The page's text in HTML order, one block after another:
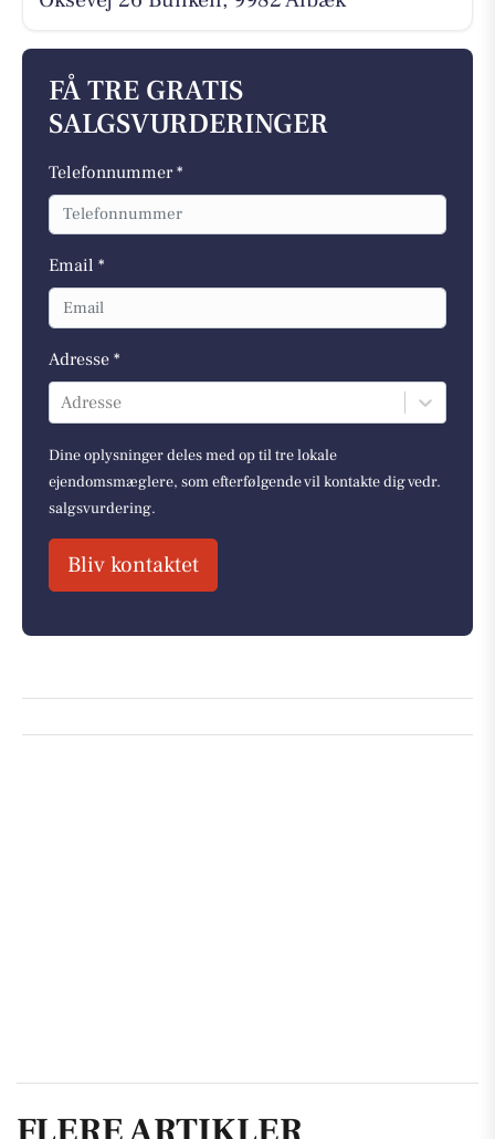
FÅ TRE GRATIS
SALGSVURDERINGER
Telefonnummer *
Email *
Adresse *
Adresse
Dine oplysninger deles med op til tre lokale
ejendomsmæglere, som efterfølgende vil kontakte dig vedr.
salgsvurdering.
Bliv kontaktet